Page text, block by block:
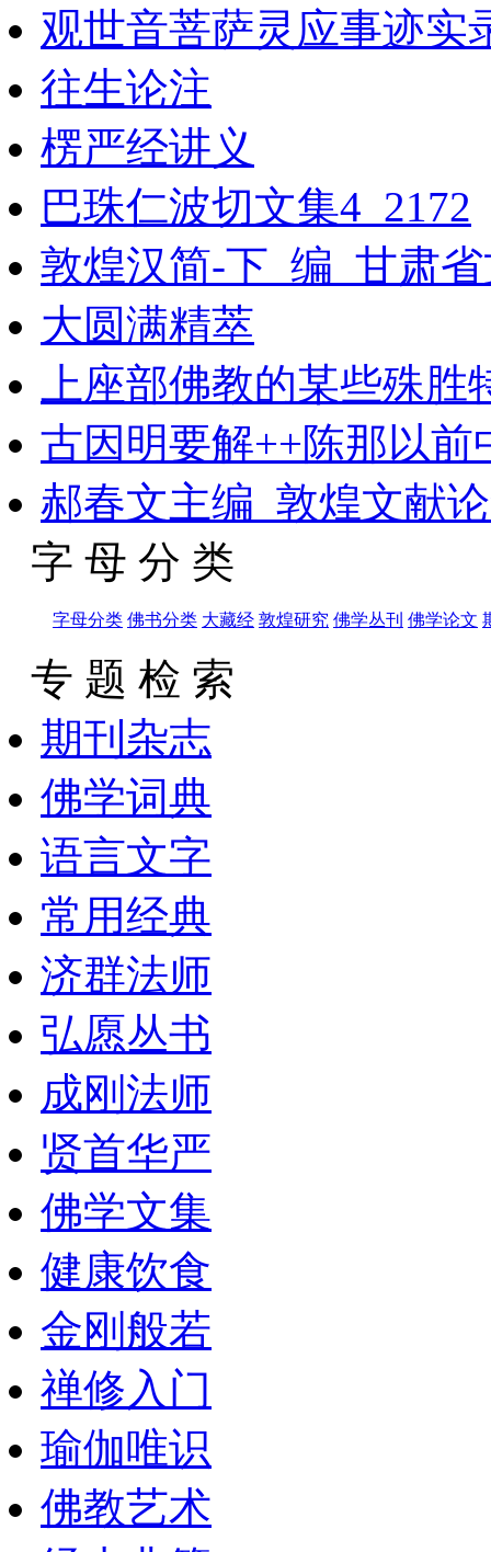
观世音菩萨灵应事迹实
往生论注
楞严经讲义
巴珠仁波切文集4_2172
敦煌汉简-下_编_甘肃
大圆满精萃
上座部佛教的某些殊胜
古因明要解++陈那以
郝春文主编_敦煌文献
字 母 分 类
字母分类 佛书分类 大藏经 敦煌研究 佛学丛刊 佛学论文
专 题 检 索
期刊杂志
佛学词典
语言文字
常用经典
济群法师
弘愿丛书
成刚法师
贤首华严
佛学文集
健康饮食
金刚般若
禅修入门
瑜伽唯识
佛教艺术